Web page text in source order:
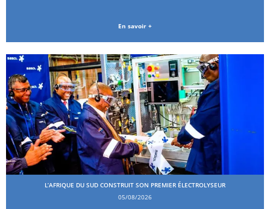
En savoir +
L’AFRIQUE DU SUD CONSTRUIT SON PREMIER ÉLECTROLYSEUR
05/08/2026